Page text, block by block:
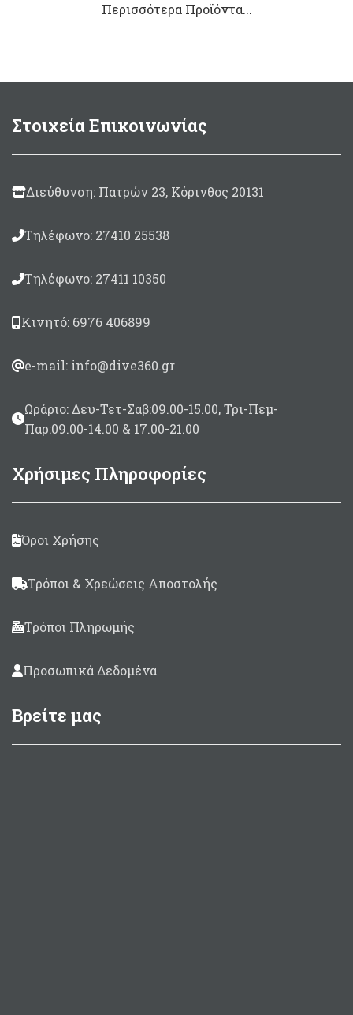
Περισσότερα Προϊόντα...
Στοιχεία Επικοινωνίας
Διεύθυνση: Πατρών 23, Κόρινθος 20131
Τηλέφωνο: 27410 25538
Τηλέφωνο: 27411 10350
Κινητό: 6976 406899
e-mail: info@dive360.gr
Ωράριο: Δευ-Τετ-Σαβ:09.00-15.00, Τρι-Πεμ-
Παρ:09.00-14.00 & 17.00-21.00
Χρήσιμες Πληροφορίες
Όροι Χρήσης
Τρόποι & Χρεώσεις Αποστολής
Τρόποι Πληρωμής
Προσωπικά Δεδομένα
Βρείτε μας